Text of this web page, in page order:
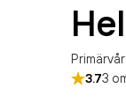
3.73